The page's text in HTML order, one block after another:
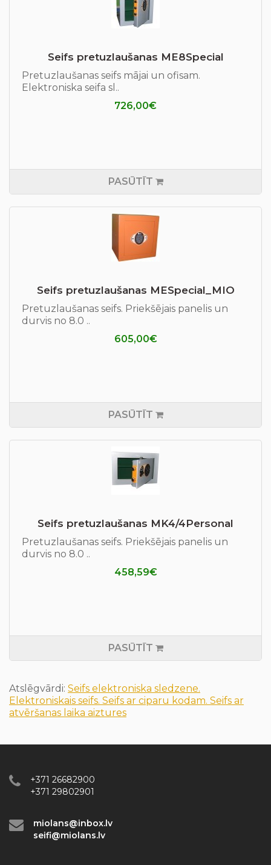
Seifs pretuzlaušanas ME8Special
Pretuzlaušanas seifs mājai un ofisam.
Elektroniska seifa sl..
726,00€
PASŪTĪT
Seifs pretuzlaušanas MESpecial_MIO
Pretuzlaušanas seifs. Priekšējais panelis un
durvis no 8.0 ..
605,00€
PASŪTĪT
Seifs pretuzlaušanas МK4/4Personal
Pretuzlaušanas seifs. Priekšējais panelis un
durvis no 8.0 ..
458,59€
PASŪTĪT
Atslēgvārdi: Seifs elektroniska sledzene.
Elektroniskais seifs. Seifs ar ciparu kodam. Seifs ar
atvēršanas laika aiztures
+371 26682900
+371 29802901
miolans@inbox.lv
seifi@miolans.lv